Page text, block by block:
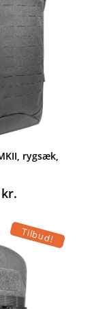
rygsæk,
kr..
kr.
pris
er:
1.999,00 kr..
Tilbud!